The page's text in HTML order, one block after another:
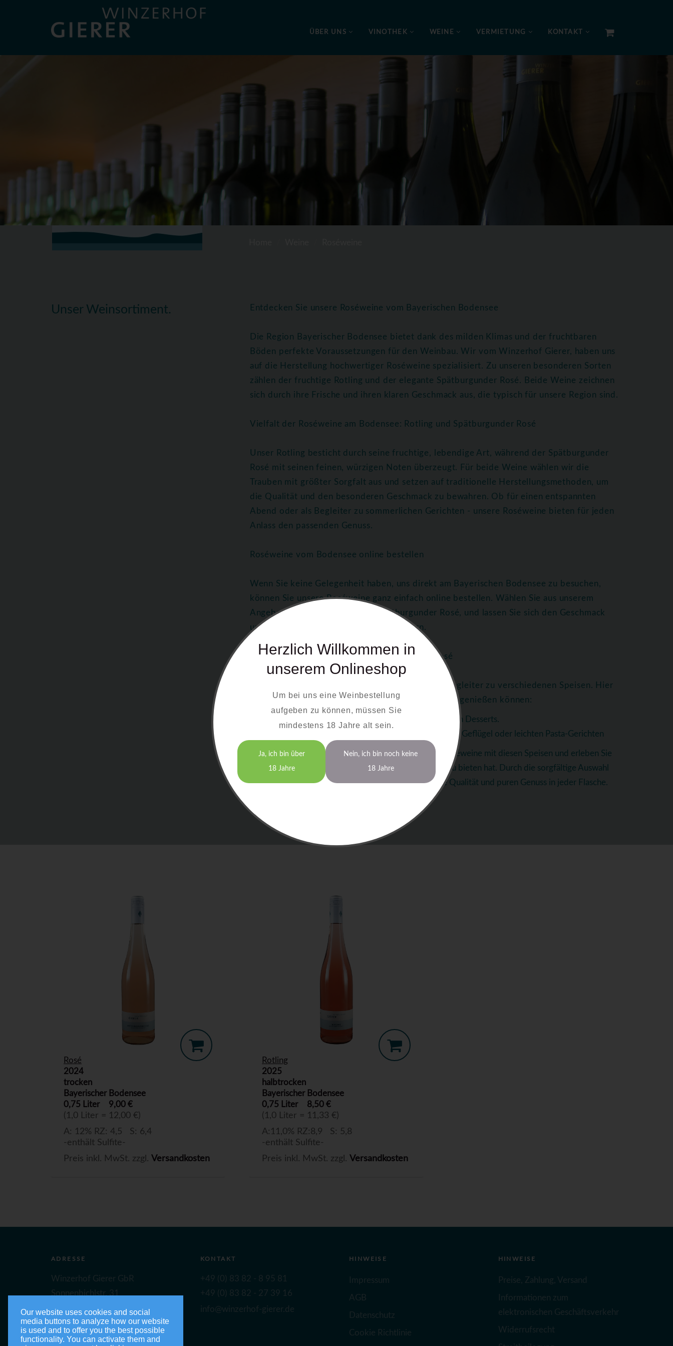
ÜBER UNS VINOTHEK WEINE VERMIETUNG KONTAKT
Unser Weinsortiment. Entdecken Sie unsere Roséweine vom Bayerischen Bodensee
Die Region Bayerischer Bodensee bietet dank des milden Klimas und der fruchtbaren
Böden perfekte Voraussetzungen für den Weinbau. Wir vom Winzerhof Gierer, haben uns
auf die Herstellung hochwertiger Roséweine spezialisiert. Zu unseren besonderen Sorten
zählen der fruchtige Rotling und der elegante Spätburgunder Rosé. Beide Weine zeichnen
sich durch ihre Frische und ihren klaren Geschmack aus, die typisch für unsere Region sind.
Vielfalt der Roséweine am Bodensee: Rotling und Spätburgunder Rosé
Unser Rotling besticht durch seine fruchtige, lebendige Art, während der Spätburgunder
Rosé mit seinen feinen, würzigen Noten überzeugt. Für beide Weine wählen wir die
Trauben mit größter Sorgfalt aus und setzen auf traditionelle Herstellungsmethoden, um
die Qualität und den besonderen Geschmack zu bewahren. Ob für einen entspannten
Abend oder als Begleiter zu sommerlichen Gerichten - unsere Roséweine bieten für jeden
Anlass den passenden Genuss.
Roséweine vom Bodensee online bestellen
Wenn Sie keine Gelegenheit haben, uns direkt am Bayerischen Bodensee zu besuchen,
können Sie unsere Roséweine ganz einfach online bestellen. Wählen Sie aus unserem
Angebot, darunter Rotling und Spätburgunder Rosé, und lassen Sie sich den Geschmack
unserer Region bequem nach Hause liefern.
Genuss-Tipps für Rotling und Spätburgunder Rosé
Unsere Roséweine eignen sich hervorragend als Begleiter zu verschiedenen Speisen. Hier
einige Empfehlungen, wie Sie die Weine am besten genießen können:
Perfekt zu würzigen Speisen oder fruchtigen Desserts.
Eine ideale Wahl zu gegrilltem Geflügel oder leichten Pasta-Gerichten
Probieren Sie die harmonische Kombination unserer Roséweine mit diesen Speisen und erleben Sie
die kulinarische Vielfalt, die der Bayerische Bodensee zu bieten hat. Durch die sorgfältige Auswahl
und Verarbeitung der Trauben garantieren wir höchste Qualität und puren Genuss in jeder Flasche.
Rosé
2024
trocken
Bayerischer Bodensee
0,75 Liter
9,00 €
(1,0 Liter = 12,00 €)
A: 12% RZ: 4,5 S: 6,4
-enthält Sulfite-
Preis inkl. MwSt. zzgl. Versandkosten
Rotling
2025
halbtrocken
Bayerischer Bodensee
0,75 Liter
8,50 €
(1,0 Liter = 11,33 €)
A:11,0% RZ:8,9 S: 5,8
-enthält Sulfite-
Preis inkl. MwSt. zzgl. Versandkosten
ADRESSE
Winzerhof Gierer GbR
Sonnenbichlstr. 31
88149 Nonnenhorn
KONTAKT
+49 (0) 83 82 - 8 95 81
+49 (0) 83 82 - 27 39 16
info@winzerhof-gierer.de
HINWEISE
Impressum
AGB
Datenschutz
Cookie Richtlinie
HINWEISE
Preise, Zahlung, Versand
Informationen zum
elektronischen Geschäftsverkehr
Widerrufsrecht
Herzlich Willkommen in
unserem Onlineshop
Um bei uns eine Weinbestellung
aufgeben zu können, müssen Sie
mindestens 18 Jahre alt sein.
Ja, ich bin über
18 Jahre
Nein, ich bin noch keine
18 Jahre
Our website uses cookies and social
media buttons to analyze how our website
is used and to offer you the best possible
functionality. You can activate them and